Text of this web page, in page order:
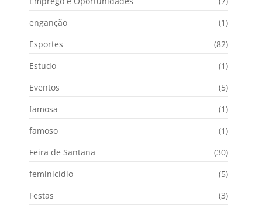
enganção
(1)
Esportes
(82)
Estudo
(1)
Eventos
(5)
famosa
(1)
famoso
(1)
Feira de Santana
(30)
feminicídio
(5)
Festas
(3)